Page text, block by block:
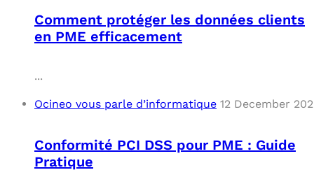
Comment protéger les données clients
en PME efficacement
...
Ocineo vous parle d’informatique 12 December
Conformité PCI DSS pour PME : Guide
Pratique